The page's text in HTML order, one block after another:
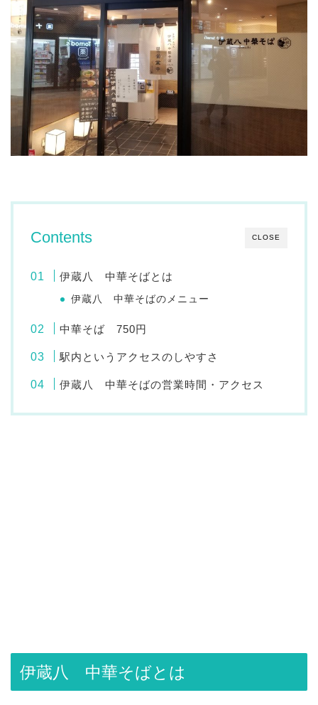
CLOSE
Contents
伊蔵八 中華そばとは
伊蔵八 中華そばのメニュー
中華そば 750円
駅内というアクセスのしやすさ
伊蔵八 中華そばの営業時間・アクセス
伊蔵八 中華そばとは